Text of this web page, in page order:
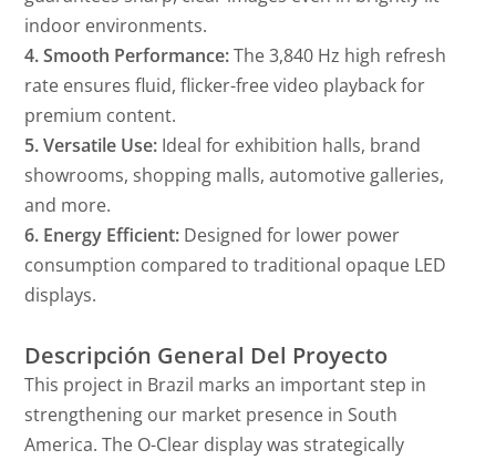
indoor environments.
4. Smooth Performance:The 3,840 Hz high refresh
rate ensures fluid, flicker-free video playback for
premium content.
5. Versatile Use: Ideal for exhibition halls, brand
showrooms, shopping malls, automotive galleries,
and more.
6. Energy Efficient: Designed for lower power
consumption compared to traditional opaque LED
displays.
Descripción General Del Proyecto
This project in Brazil marks an important step in
strengthening our market presence in South
America. The O-Clear display was strategically